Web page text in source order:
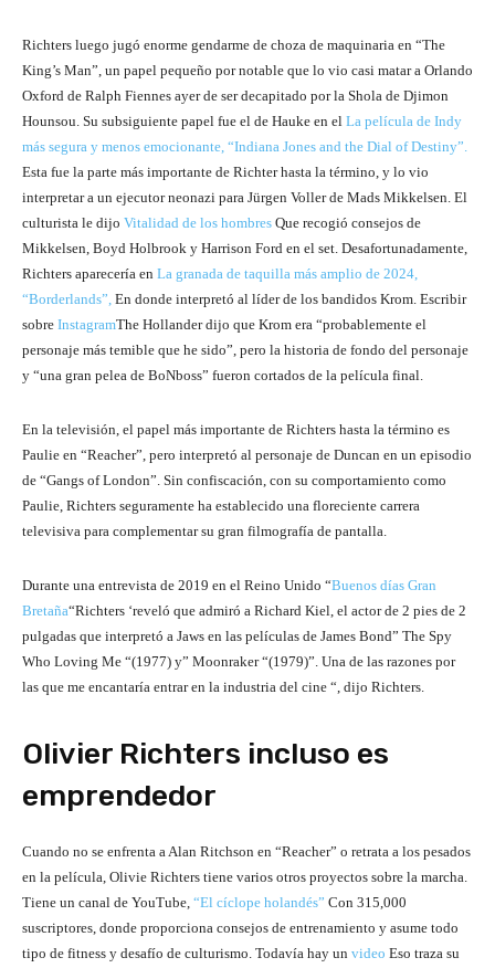
Richters luego jugó enorme gendarme de choza de maquinaria en “The
King’s Man”, un papel pequeño por notable que lo vio casi matar a Orlando
Oxford de Ralph Fiennes ayer de ser decapitado por la Shola de Djimon
Hounsou. Su subsiguiente papel fue el de Hauke ​​en el La película de Indy
más segura y menos emocionante, “Indiana Jones and the Dial of Destiny”.
Esta fue la parte más importante de Richter hasta la término, y lo vio
interpretar a un ejecutor neonazi para Jürgen Voller de Mads Mikkelsen. El
culturista le dijo Vitalidad de los hombres Que recogió consejos de
Mikkelsen, Boyd Holbrook y Harrison Ford en el set. Desafortunadamente,
Richters aparecería en La granada de taquilla más amplio de 2024,
“Borderlands”, En donde interpretó al líder de los bandidos Krom. Escribir
sobre InstagramThe Hollander dijo que Krom era “probablemente el
personaje más temible que he sido”, pero la historia de fondo del personaje
y “una gran pelea de BoNboss” fueron cortados de la película final.
En la televisión, el papel más importante de Richters hasta la término es
Paulie en “Reacher”, pero interpretó al personaje de Duncan en un episodio
de “Gangs of London”. Sin confiscación, con su comportamiento como
Paulie, Richters seguramente ha establecido una floreciente carrera
televisiva para complementar su gran filmografía de pantalla.
Durante una entrevista de 2019 en el Reino Unido “Buenos días Gran
Bretaña“Richters ‘reveló que admiró a Richard Kiel, el actor de 2 pies de 2
pulgadas que interpretó a Jaws en las películas de James Bond” The Spy
Who Loving Me “(1977) y” Moonraker “(1979)”. Una de las razones por
las que me encantaría entrar en la industria del cine “, dijo Richters.
Olivier Richters incluso es
emprendedor
Cuando no se enfrenta a Alan Ritchson en “Reacher” o retrata a los pesados
​​en la película, Olivie Richters tiene varios otros proyectos sobre la marcha.
Tiene un canal de YouTube, “El cíclope holandés” Con 315,000
suscriptores, donde proporciona consejos de entrenamiento y asume todo
tipo de fitness y desafío de culturismo. Todavía hay un video Eso traza su